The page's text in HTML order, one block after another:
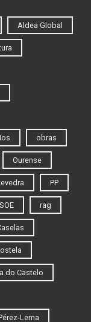
Aldea Global
obras
Ourense
PP
rag
do Castelo
Lema